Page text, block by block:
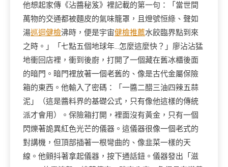
他想起家傳《沾醬秘笈》裡記載的第一句：「當世間
萬物的交通都被麵皮的氣味籠罩，且燈號恒綠、聲如
湯巡迴健檢沸時，便是宇宙健檢推薦水餃臨界點到來
之時。」「七點五個地球年…怎麼這麼快？」廖沾沾猛
地衝回店裡，衝到後廚，打開了一個藏在舊冰櫃後面
的暗門。暗門裡放著一個老舊的、像是古代金屬保險
箱的東西。他輸入了密碼：「一醬二醋三油四辣五蒜
泥」（這是醬料界的基礎公式，只有像他這樣的傳統
派才會用）。保險箱打開，裡面沒有黃金，只有一個
閃爍著詭異紅色光芒的儀器。這儀器很像一個老式的
對講機，但頂部插著一根彎曲的、像韭菜一樣的天
線。他顫抖著拿起儀器，按下通話鈕。儀器發出「滋